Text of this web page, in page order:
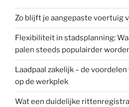
Zo blijft je aangepaste voertuig
Flexibiliteit in stadsplanning:
palen steeds populairder
Laadpaal zakelijk – de
op de werkplek
Wat een duidelijke